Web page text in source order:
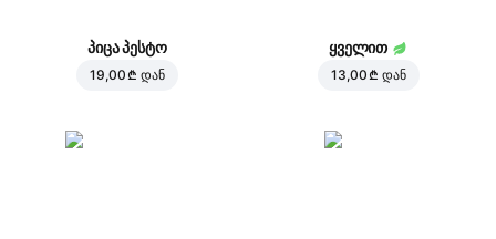
პიცა პესტო
19,00 ₾ დან
ყველით
13,00 ₾ დან